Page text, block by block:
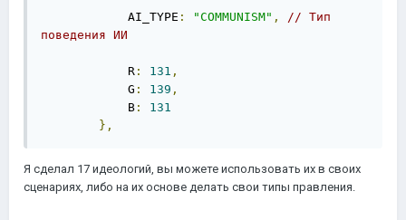
AI_TYPE : "COMMUNISM" ,
// Тип
поведения ИИ
R : 131 ,
G : 139 ,
B :
131
},
Я сделал 17 идеологий, вы можете использовать их в своих
сценариях, либо на их основе делать свои типы правления.